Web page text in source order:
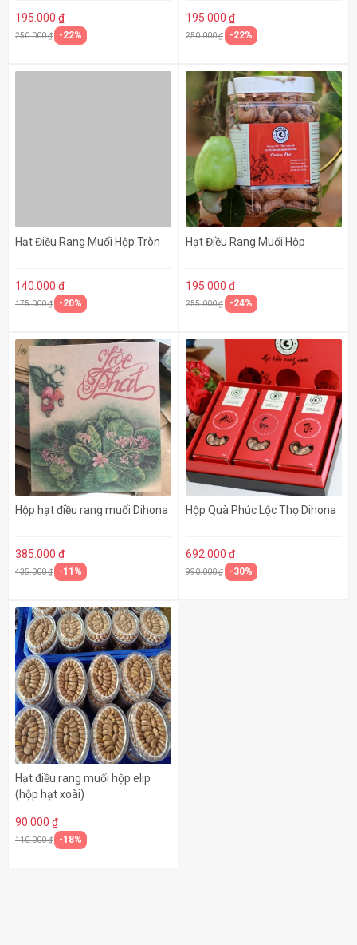
195.000 ₫
250.000 ₫ -22%
195.000 ₫
250.000 ₫ -22%
Hạt Điều Rang Muối Hộp Tròn
140.000 ₫
175.000 ₫ -20%
Hạt Điều Rang Muối Hộp
195.000 ₫
255.000 ₫ -24%
Hộp hạt điều rang muối Dihona
385.000 ₫
435.000 ₫ -11%
Hộp Quà Phúc Lộc Thọ Dihona
692.000 ₫
990.000 ₫ -30%
Hạt điều rang muối hộp elip
(hộp hạt xoài)
90.000 ₫
110.000 ₫ -18%